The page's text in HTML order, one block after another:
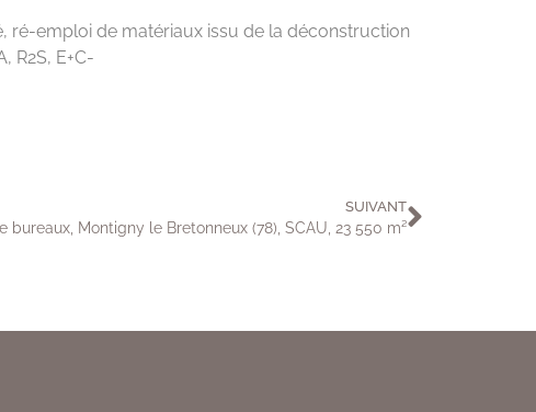
ré-emploi de matériaux issu de la déconstruction
R2S, E+C-
SUIVANT
bureaux, Montigny le Bretonneux (78), SCAU, 23 550 m²